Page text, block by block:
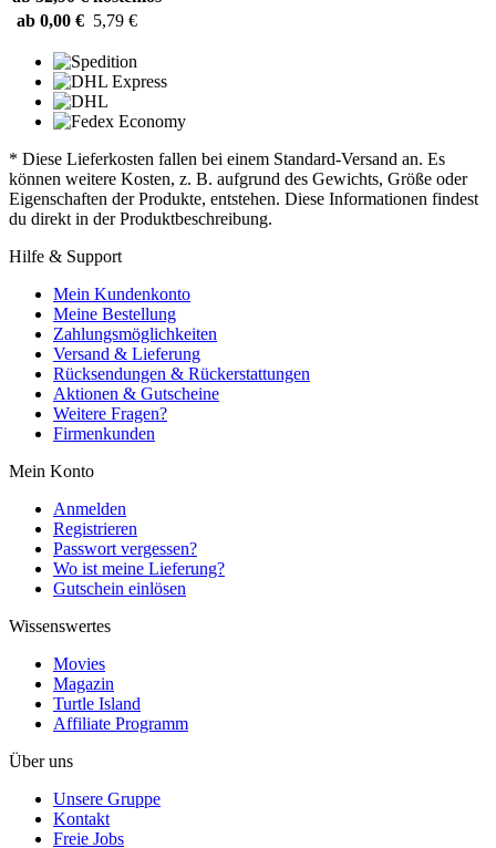
ab 0,00 € 5,79 €
* Diese Lieferkosten fallen bei einem Standard-Versand an. Es
können weitere Kosten, z. B. aufgrund des Gewichts, Größe oder
Eigenschaften der Produkte, entstehen. Diese Informationen findest
du direkt in der Produktbeschreibung.
Hilfe & Support
Mein Kundenkonto
Meine Bestellung
Zahlungsmöglichkeiten
Versand & Lieferung
Rücksendungen & Rückerstattungen
Aktionen & Gutscheine
Weitere Fragen?
Firmenkunden
Mein Konto
Anmelden
Registrieren
Passwort vergessen?
Wo ist meine Lieferung?
Gutschein einlösen
Wissenswertes
Movies
Magazin
Turtle Island
Affiliate Programm
Über uns
Unsere Gruppe
Kontakt
Freie Jobs